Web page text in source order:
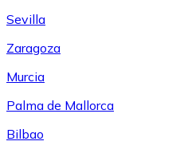
Sevilla
Zaragoza
Murcia
Palma de Mallorca
Bilbao